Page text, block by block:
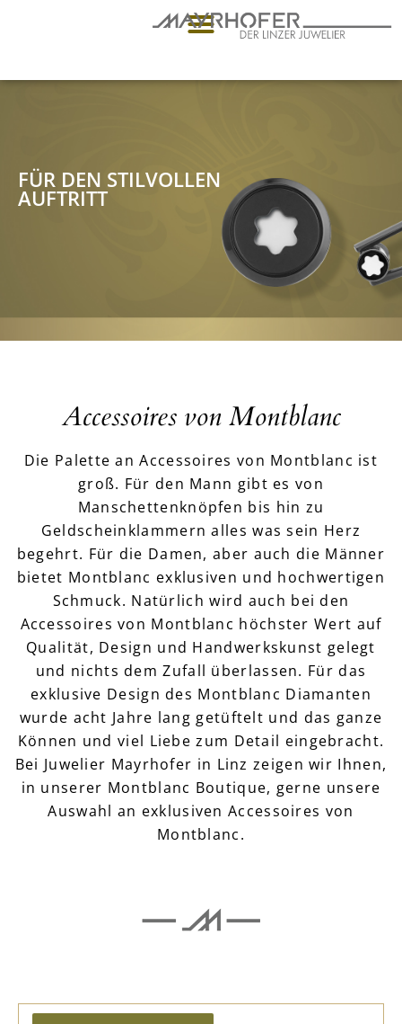
FÜR DEN STILVOLLEN
AUFTRITT
Accessoires von Montblanc
Die Palette an Accessoires von Montblanc ist
groß. Für den Mann gibt es von
Manschettenknöpfen bis hin zu
Geldscheinklammern alles was sein Herz
begehrt. Für die Damen, aber auch die Männer
bietet Montblanc exklusiven und hochwertigen
Schmuck. Natürlich wird auch bei den
Accessoires von Montblanc höchster Wert auf
Qualität, Design und Handwerkskunst gelegt
und nichts dem Zufall überlassen. Für das
exklusive Design des Montblanc Diamanten
wurde acht Jahre lang getüftelt und das ganze
Können und viel Liebe zum Detail eingebracht.
Bei Juwelier Mayrhofer in Linz zeigen wir Ihnen,
in unserer Montblanc Boutique, gerne unsere
Auswahl an exklusiven Accessoires von
Montblanc.